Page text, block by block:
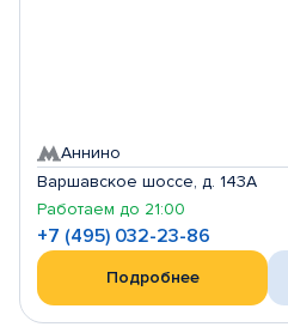
Аннино
Варшавское шоссе, д. 143А
Работаем до 21:00
+7 (495) 032-23-86
Подробнее